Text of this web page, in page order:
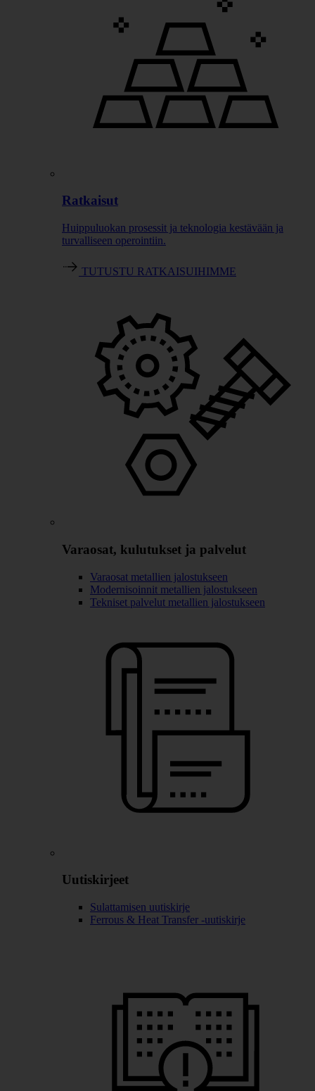
Ratkaisut
Huippuluokan prosessit ja teknologia kestävään ja
turvalliseen operointiin.
TUTUSTU RATKAISUIHIMME
Varaosat, kulutukset ja palvelut
Varaosat metallien jalostukseen
Modernisoinnit metallien jalostukseen
Tekniset palvelut metallien jalostukseen
Uutiskirjeet
Sulattamisen uutiskirje
Ferrous & Heat Transfer -uutiskirje